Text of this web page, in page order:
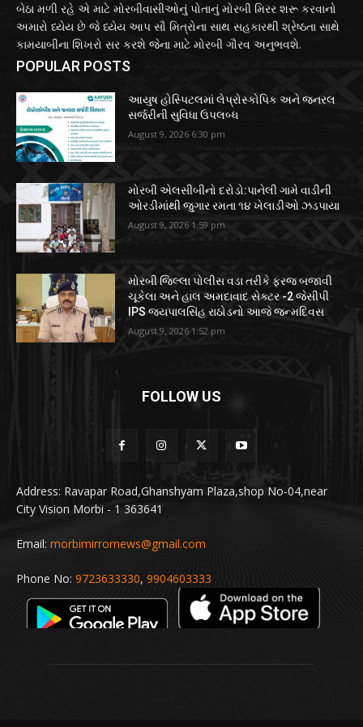
બેઠા મળી રહે એ માટે મોરબીવાસીઓનું પોતાનું મોરબી મિરર શરૂ કરવાનો
અમારો ધ્યેય છે જે ધ્યેય આપ સૌ મિત્રોના સાથ સહકારથી શ્રેષ્ઠતા સાથે
કામયાબીના શિખરો સર કરશે જેના માટે મોરબી ગૌરવ અનુભવશે.
POPULAR POSTS
આયુષ હોસ્પિટલમાં લેપ્રોસ્કોપિક અને જનરલ
સર્જરીની સુવિધા ઉપલબ્ધ
August 9, 2026 6:30 pm
મોરબી એલસીબીનો દરોડો:પાનેલી ગામે વાડીની
ઓરડીમાંથી જુગાર રમતા ૧૪ ખેલાડીઓ ઝડપાયા
August 9, 2026 1:59 pm
મોરબી જિલ્લા પોલીસ વડા તરીકે ફરજ બજાવી
ચૂકેલા અને હાલ અમદાવાદ સેક્ટર -2 જેસીપી
IPS જયપાલસિંહ રાઠોડનો આજે જન્મદિવસ
August 9, 2026 1:52 pm
FOLLOW US
Address: Ravapar Road,Ghanshyam Plaza,shop No-04,near
City Vision Morbi - 1 363641
Email: morbimirrornews@gmail.com
Phone No: 9723633330, 9904603333